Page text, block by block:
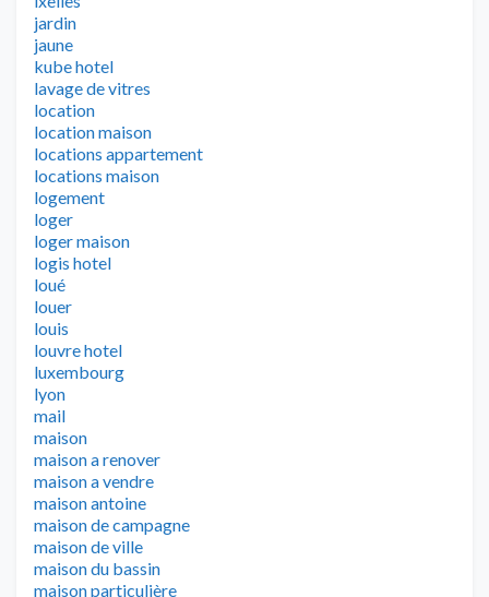
jardin
jaune
kube hotel
lavage de vitres
location
location maison
locations appartement
locations maison
logement
loger
loger maison
logis hotel
loué
louer
louis
louvre hotel
luxembourg
lyon
mail
maison
maison a renover
maison a vendre
maison antoine
maison de campagne
maison de ville
maison du bassin
maison particulière